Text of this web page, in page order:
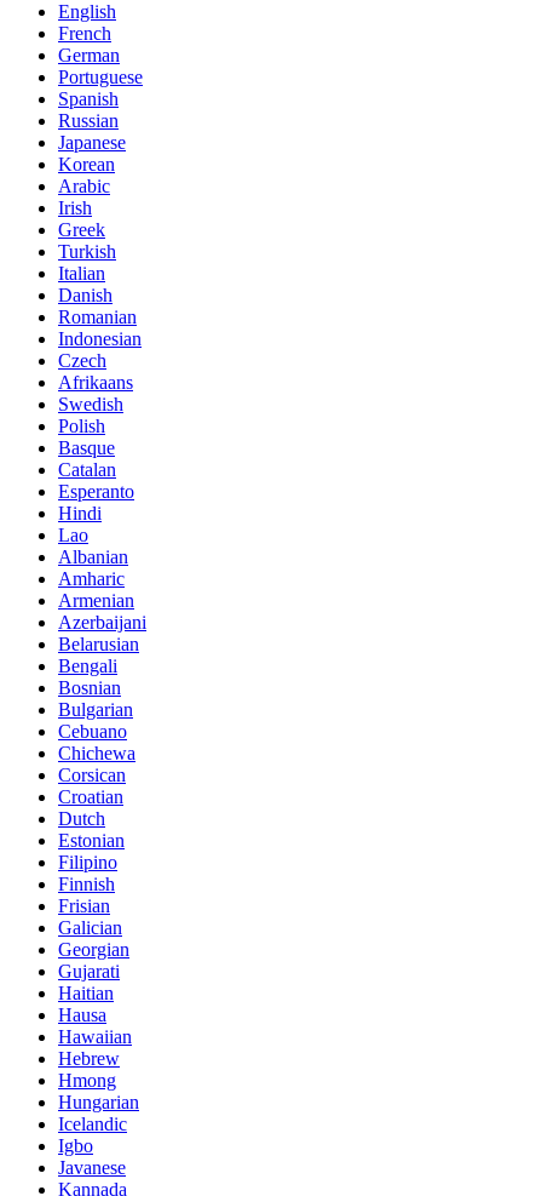
English
French
German
Portuguese
Spanish
Russian
Japanese
Korean
Arabic
Irish
Greek
Turkish
Italian
Danish
Romanian
Indonesian
Czech
Afrikaans
Swedish
Polish
Basque
Catalan
Esperanto
Hindi
Lao
Albanian
Amharic
Armenian
Azerbaijani
Belarusian
Bengali
Bosnian
Bulgarian
Cebuano
Chichewa
Corsican
Croatian
Dutch
Estonian
Filipino
Finnish
Frisian
Galician
Georgian
Gujarati
Haitian
Hausa
Hawaiian
Hebrew
Hmong
Hungarian
Icelandic
Igbo
Javanese
Kannada